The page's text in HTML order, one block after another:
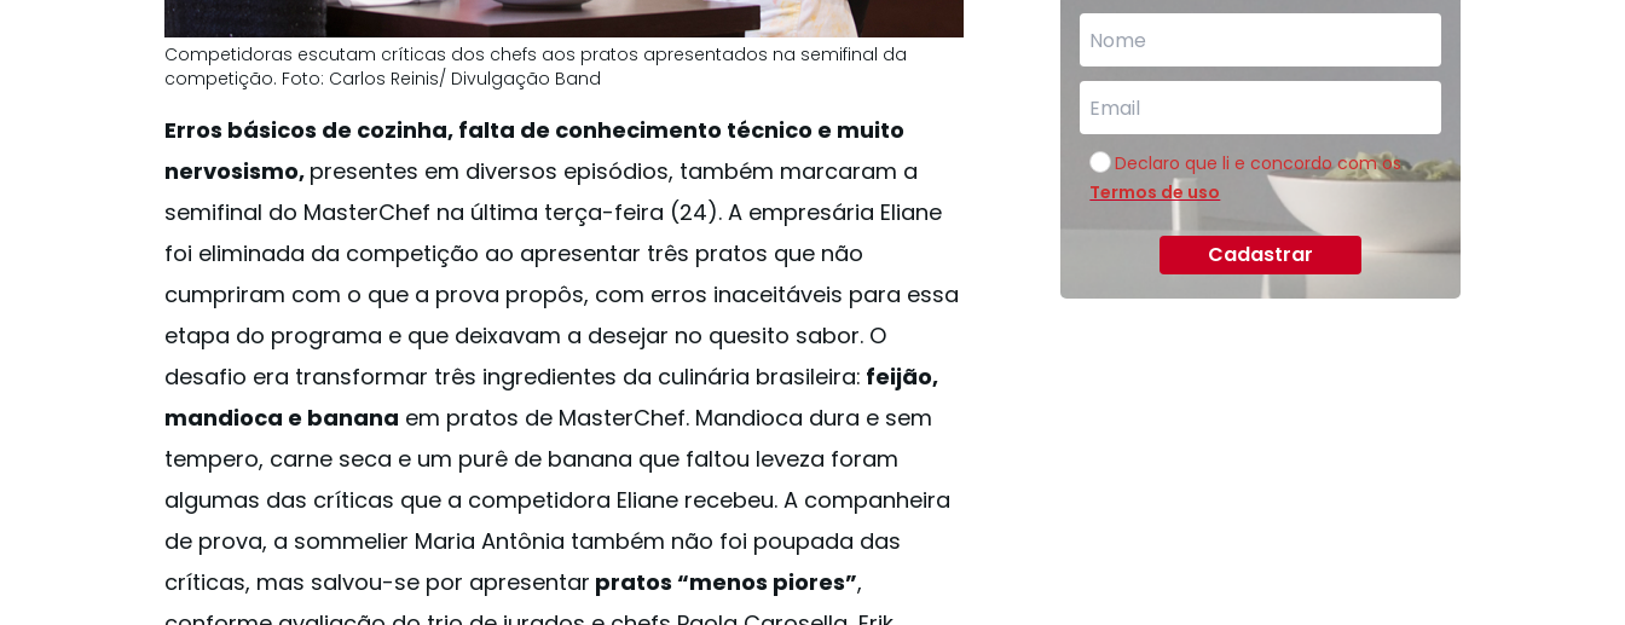
Competidoras escutam críticas dos chefs aos pratos apresentados na semifinal da
competição. Foto: Carlos Reinis/ Divulgação Band
Erros básicos de cozinha, falta de conhecimento técnico e muito
nervosismo, presentes em diversos episódios, também marcaram a
semifinal do MasterChef na última terça-feira (24). A empresária Eliane
foi eliminada da competição ao apresentar três pratos que não
cumpriram com o que a prova propôs, com erros inaceitáveis para essa
etapa do programa e que deixavam a desejar no quesito sabor. O
desafio era transformar três ingredientes da culinária brasileira: feijão,
mandioca e banana em pratos de MasterChef. Mandioca dura e sem
tempero, carne seca e um purê de banana que faltou leveza foram
algumas das críticas que a competidora Eliane recebeu. A companheira
de prova, a sommelier Maria Antônia também não foi poupada das
críticas, mas salvou-se por apresentar pratos “menos piores”,
Declaro que li e concordo com os
Termos de uso
Cadastrar